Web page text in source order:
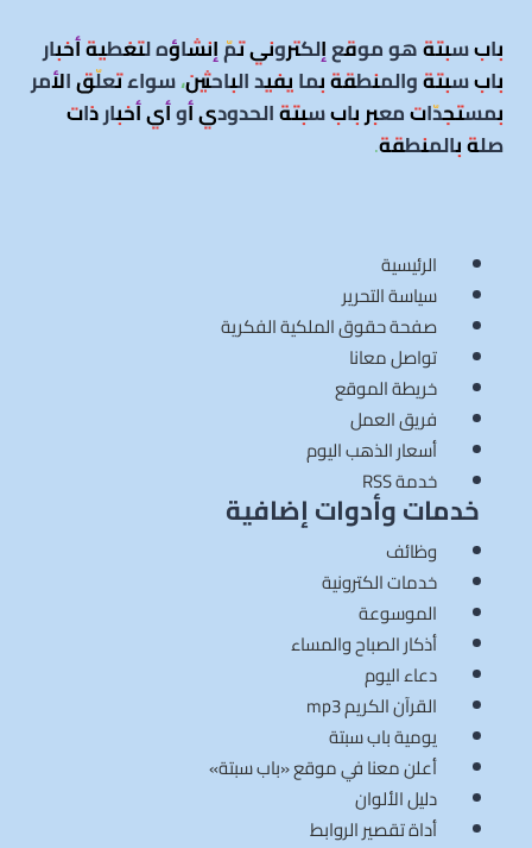
باب سبتة هو موقع إلكتروني تمّ إنشاؤه لتغطية أخبار
باب سبتة والمنطقة بما يفيد الباحثين، سواء تعلّق الأمر
بمستجدّات معبر باب سبتة الحدودي أو أي أخبار ذات
صلة بالمنطقة.
الرئيسية
سياسة التحرير
صفحة حقوق الملكية الفكرية
تواصل معانا
خريطة الموقع
فريق العمل
أسعار الذهب اليوم
خدمة RSS
خدمات وأدوات إضافية
وظائف
خدمات الكترونية
الموسوعة
أذكار الصباح والمساء
دعاء اليوم
القرآن الكريم mp3
يومية باب سبتة
أعلن معنا في موقع «باب سبتة»
دليل الألوان
أداة تقصير الروابط